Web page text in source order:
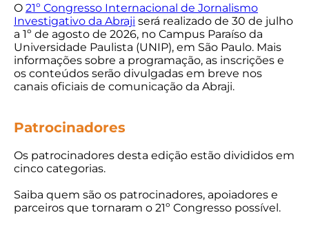
O 21º Congresso Internacional de Jornalismo
Investigativo da Abraji será realizado de 30 de julho
a 1º de agosto de 2026, no Campus Paraíso da
Universidade Paulista (UNIP), em São Paulo. Mais
informações sobre a programação, as inscrições e
os conteúdos serão divulgadas em breve nos
canais oficiais de comunicação da Abraji.
Patrocinadores
Os patrocinadores desta edição estão divididos em
cinco categorias.
Saiba quem são os patrocinadores, apoiadores e
parceiros que tornaram o 21º Congresso possível.